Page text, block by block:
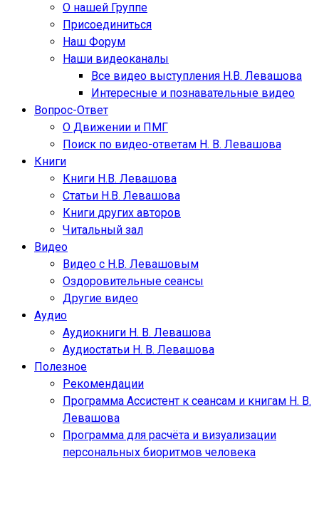
О нашей Группе
Присоединиться
Наш Форум
Наши видеоканалы
Все видео выступления Н.В. Левашова
Интересные и познавательные видео
Вопрос-Ответ
О Движении и ПМГ
Поиск по видео-ответам Н. В. Левашова
Книги
Книги Н.В. Левашова
Статьи Н.В. Левашова
Книги других авторов
Читальный зал
Видео
Видео с Н.В. Левашовым
Оздоровительные сеансы
Другие видео
Аудио
Аудиокниги Н. В. Левашова
Аудиостатьи Н. В. Левашова
Полезное
Рекомендации
Программа Ассистент к сеансам и книгам Н. В.
Левашова
Программа для расчёта и визуализации
персональных биоритмов человека